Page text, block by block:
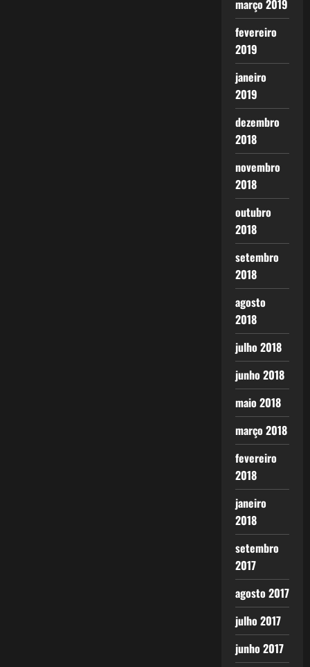
março 2019
fevereiro
2019
janeiro
2019
dezembro
2018
novembro
2018
outubro
2018
setembro
2018
agosto
2018
julho 2018
junho 2018
maio 2018
março 2018
fevereiro
2018
janeiro
2018
setembro
2017
agosto 2017
julho 2017
junho 2017